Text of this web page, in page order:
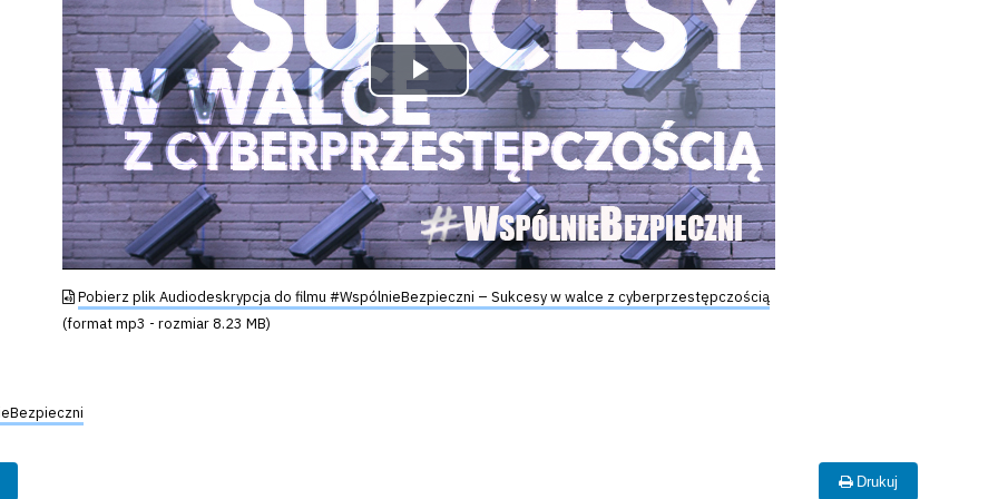
Odtwórz
wideo
Pobierz plik Audiodeskrypcja do filmu #WspólnieBezpieczni – Sukcesy w walce z cyberprzestępczością
(format mp3 - rozmiar 8.23 MB)
Drukuj